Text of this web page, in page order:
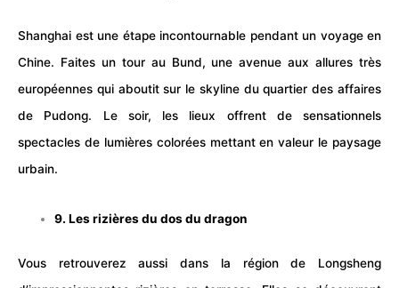
Shanghai est une étape incontournable pendant un voyage en
Chine. Faites un tour au Bund, une avenue aux allures très
européennes qui aboutit sur le skyline du quartier des affaires
de Pudong. Le soir, les lieux offrent de sensationnels
spectacles de lumières colorées mettant en valeur le paysage
urbain.
9. Les rizières du dos du dragon
Vous retrouverez aussi dans la région de Longsheng